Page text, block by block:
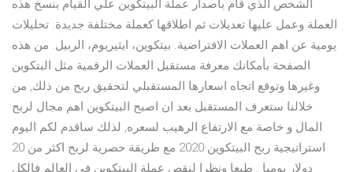
الشخص الذي قام باصدار عملة البيتكوين علي القيام بنسخ هذه
العملة وعمل عليها تعديلات ثم اطلاقها كعملة مختلفة جديدة. تحليلات
يومية عن اهم العملات الافتراضية. بيتكوين، ايثيريوم، الربيل. من هذه
الصفحة بأمكانك معرفة مستقبل العملات الرقمية مثل البتكوين
وغيرها وتوقع اتجاه اسعارها المستقبلي لتحقيق ربح من ذلك, من
خلالنا ستعرف المستقبل بعد ان اصبح البيتكوين اهم مجال لربح
المال و خاصة مع الارتفاع الرهيب لسعره, لذلك ساقدم لكم اليوم
استراتيجية ربح البيتكوين 2020 مع طريقة حصرية لربح اكثر من 20
دولار يوميا . طبعا ونظرا لنقص عملة البيتكوين في العالم فالكل